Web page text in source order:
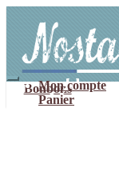
navigation
contenu
Mon compte
Panier
Bonbons